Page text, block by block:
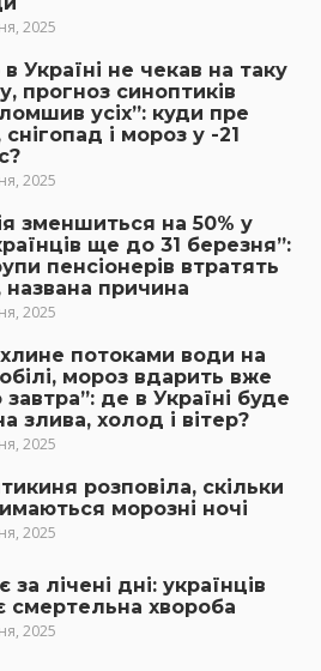
2025
в Україні не чекав на таку
прогноз синоптиків
усіх”: куди пре
снігопад і мороз у -21
2025
зменшиться на 50% у
ще до 31 березня”:
пенсіонерів втратять
названа причина
2025
потоками води на
мороз вдарить вже
де в Україні буде
злива, холод і вітер?
2025
розповіла, скільки
морозні ночі
2025
за лічені дні: українців
смертельна хвороба
2025